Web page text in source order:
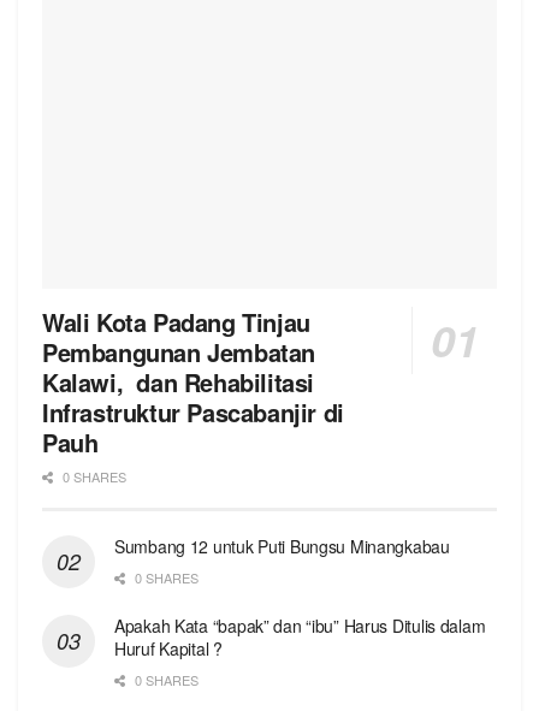
Wali Kota Padang Tinjau
Pembangunan Jembatan
Kalawi, dan Rehabilitasi
Infrastruktur Pascabanjir di
Pauh
0 SHARES
Sumbang 12 untuk Puti Bungsu Minangkabau
0 SHARES
Apakah Kata “bapak” dan “ibu” Harus Ditulis dalam
Huruf Kapital ?
0 SHARES